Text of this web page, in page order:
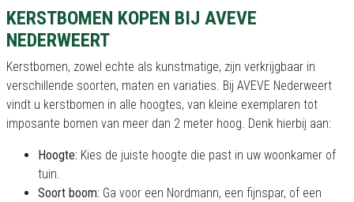
KERSTBOMEN KOPEN BIJ AVEVE
NEDERWEERT
Kerstbomen, zowel echte als kunstmatige, zijn verkrijgbaar in
verschillende soorten, maten en variaties. Bij AVEVE Nederweert
vindt u kerstbomen in alle hoogtes, van kleine exemplaren tot
imposante bomen van meer dan 2 meter hoog. Denk hierbij aan:
Hoogte: Kies de juiste hoogte die past in uw woonkamer of
tuin.
Soort boom: Ga voor een Nordmann, een fijnspar, of een